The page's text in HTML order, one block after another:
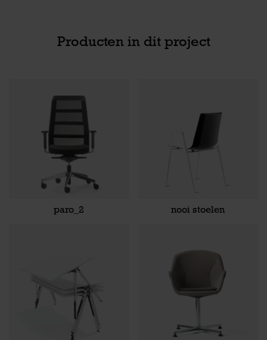
Producten in dit project
paro_2 nooi stoelen